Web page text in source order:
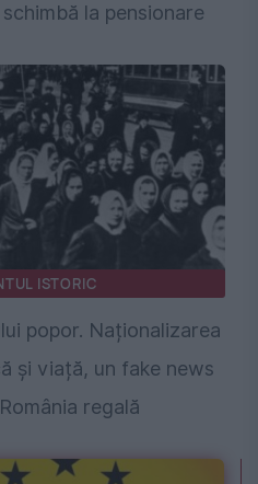
la pensionare
ISTORIC
popor. Naționalizarea
și viață, un fake news
regală